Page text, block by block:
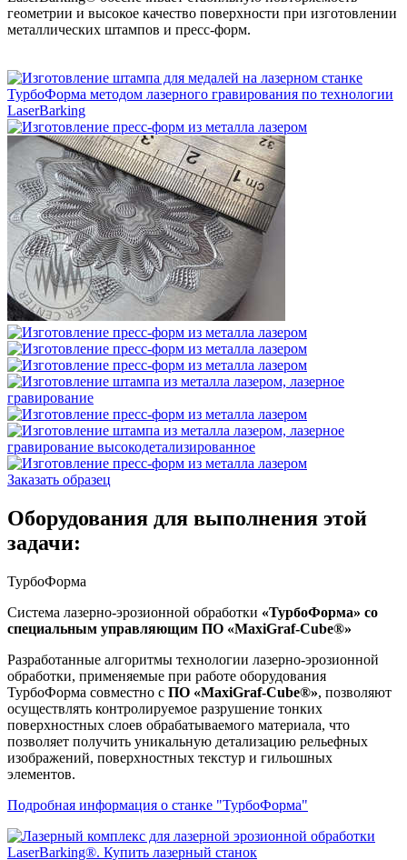
геометрии и высокое качество поверхности при изготовлении
металлических штампов и пресс-форм.
Заказать образец
Оборудования для выполнения этой
задачи:
ТурбоФорма
Система лазерно-эрозионной обработки «ТурбоФорма» со
специальным управляющим ПО «MaxiGraf-Cube®»
Разработанные алгоритмы технологии лазерно-эрозионной
обработки, применяемые при работе оборудования
ТурбоФорма совместно с ПО «MaxiGraf-Cube®», позволяют
осуществлять контролируемое разрушение тонких
поверхностных слоев обрабатываемого материала, что
позволяет получить уникальную детализацию рельефных
изображений, поверхностных текстур и гильошных
элементов.
Подробная информация о станке "ТурбоФорма"